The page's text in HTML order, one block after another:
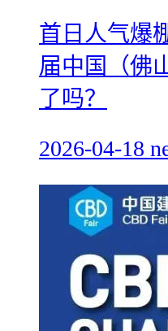
首日人气爆
届中国（佛
了吗？
2026-04-18